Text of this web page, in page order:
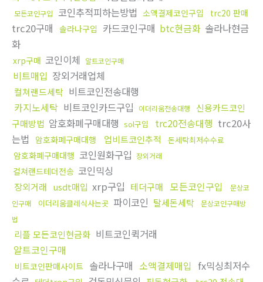
모든코인구입 코인추적피하는방법 소액결제코인구입 trc20 판매
trc20구매 솔라나구입 카드코인구매 btc현금화 솔라나현금
화
xrp구매 코인이체 알트코인구매
비트매입 장외거래업체
컬쳐랜드세탁 비트코인전송대행
카지노세탁 비트코인카드구입 이더리움전송대행
신용카드코인
구매방법 암호화폐구매대행 sol구입 trc20전송대행 trc20사
는법
암호화폐구매대행 업비트코인추적 돈세탁최저수수료
암호화폐구매대행 코인원화구입 장외거래
컬쳐랜드테더전송 코인믹싱
장외거래 usdt매입 xrp구입 테더구매 모든코인구입
문상코
인구매
이더리움클레식사는곳 파이코인 탈세돈세탁
문상코인구매방
법
리플 모든코인현금화 비트코인퀵거래
알트코인구매
비트코인판매사이트 솔라나구매 소액결제매입 fx믹싱최저수